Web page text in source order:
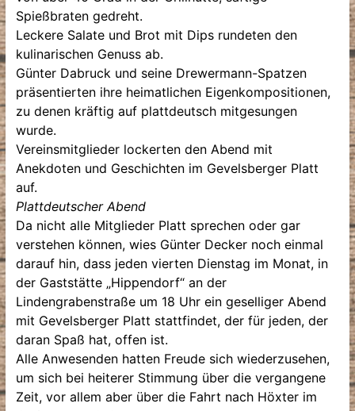
Spießbraten gedreht.
Leckere Salate und Brot mit Dips rundeten den
kulinarischen Genuss ab.
Günter Dabruck und seine Drewermann-Spatzen
präsentierten ihre heimatlichen Eigenkompositionen,
zu denen kräftig auf plattdeutsch mitgesungen
wurde.
Vereinsmitglieder lockerten den Abend mit
Anekdoten und Geschichten im Gevelsberger Platt
auf.
Plattdeutscher Abend
Da nicht alle Mitglieder Platt sprechen oder gar
verstehen können, wies Günter Decker noch einmal
darauf hin, dass jeden vierten Dienstag im Monat, in
der Gaststätte „Hippendorf“ an der
Lindengrabenstraße um 18 Uhr ein geselliger Abend
mit Gevelsberger Platt stattfindet, der für jeden, der
daran Spaß hat, offen ist.
Alle Anwesenden hatten Freude sich wiederzusehen,
um sich bei heiterer Stimmung über die vergangene
Zeit, vor allem aber über die Fahrt nach Höxter im